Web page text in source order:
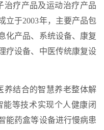
治疗产品及运动治疗产品
立于2003年，主要产品包
化产品、系统设备、康复
疗设备、中医传统康复设
养结合的智慧养老整体解
等技术实现个人健康闭
能药盒等设备进行慢病患